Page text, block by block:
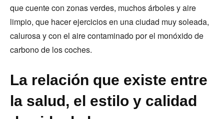
que cuente con zonas verdes, muchos árboles y aire
limpio, que hacer ejercicios en una ciudad muy soleada,
calurosa y con el aire contaminado por el monóxido de
carbono de los coches.
La relación que existe entre
la salud, el estilo y calidad